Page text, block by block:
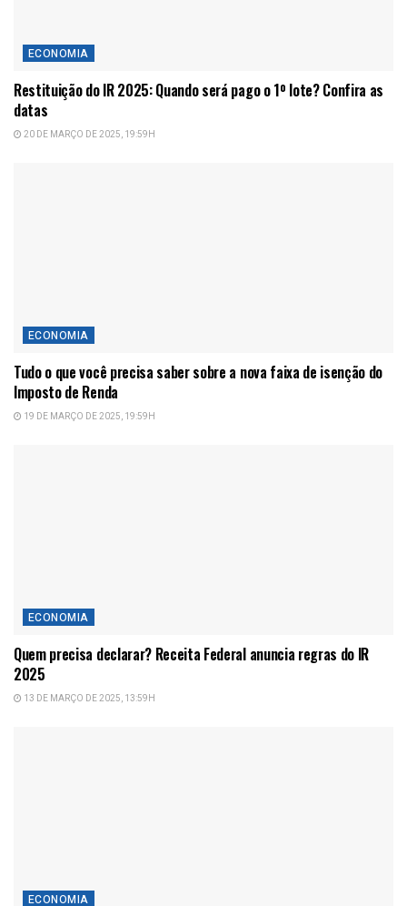
ECONOMIA
Restituição do IR 2025: Quando será pago o 1º lote? Confira as
datas
20 DE MARÇO DE 2025, 19:59H
ECONOMIA
Tudo o que você precisa saber sobre a nova faixa de isenção do
Imposto de Renda
19 DE MARÇO DE 2025, 19:59H
ECONOMIA
Quem precisa declarar? Receita Federal anuncia regras do IR
2025
13 DE MARÇO DE 2025, 13:59H
ECONOMIA